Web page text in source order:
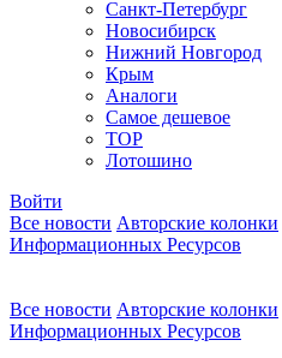
Санкт-Петербург
Новосибирск
Нижний Новгород
Крым
Аналоги
Самое дешевое
TOP
Лотошино
Войти
Все новости Авторские колонки
Информационных Ресурсов
Все новости Авторские колонки
Информационных Ресурсов